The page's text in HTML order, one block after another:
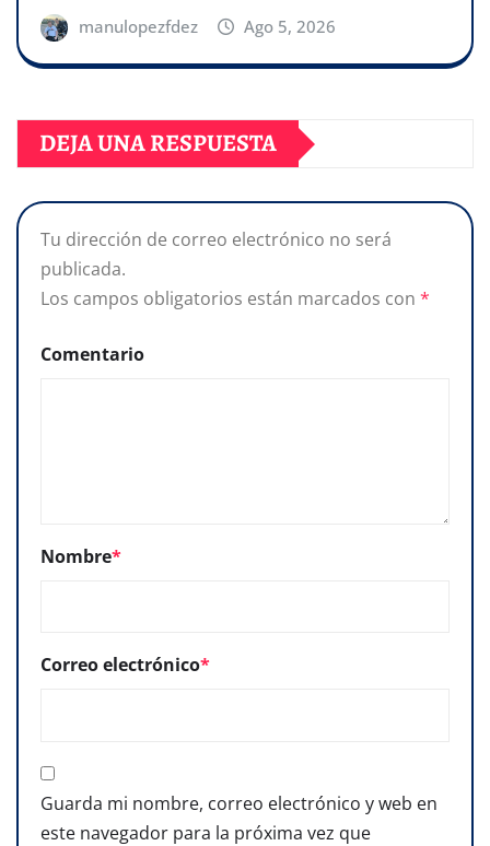
manulopezfdez Ago 5, 2026
DEJA UNA RESPUESTA
Tu dirección de correo electrónico no será
publicada.
Los campos obligatorios están marcados con *
Comentario
Nombre*
Correo electrónico*
Guarda mi nombre, correo electrónico y web en
este navegador para la próxima vez que